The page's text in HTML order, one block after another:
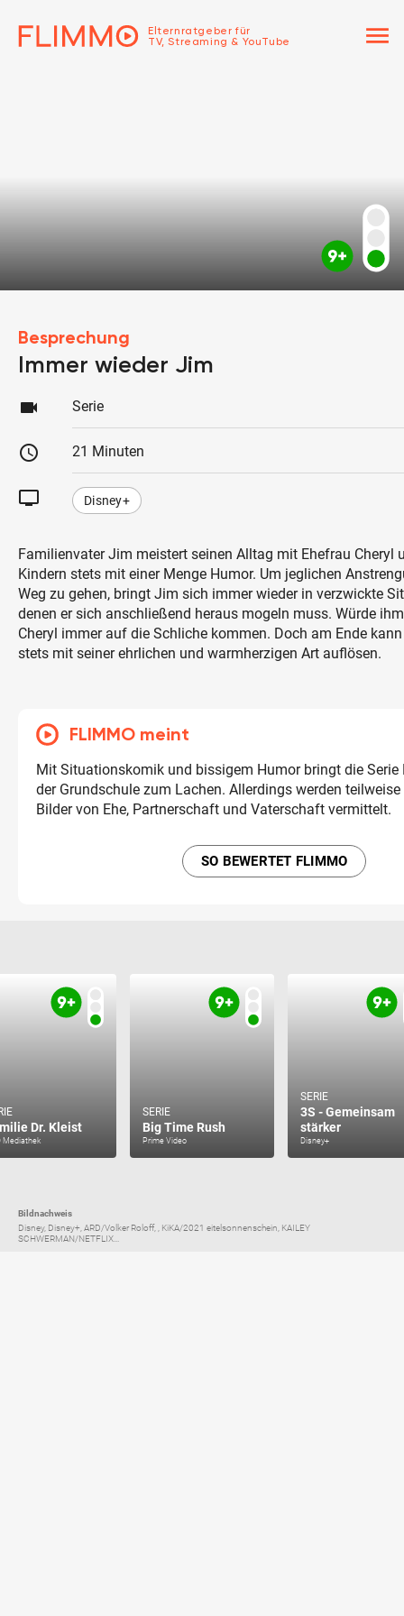
Elternratgeber für
TV, Streaming & YouTube
menu
Besprechung
Immer wieder Jim
videocam Serie
schedule 21 Minuten
tv Disney+
Familienvater Jim meistert seinen Alltag mit Ehefrau Cheryl
Kindern stets mit einer Menge Humor. Um jeglichen
Weg zu gehen, bringt Jim sich immer wieder in verzwickte
denen er sich anschließend heraus mogeln muss. Würde
Cheryl immer auf die Schliche kommen. Doch am Ende
stets mit seiner ehrlichen und warmherzigen Art auflösen.
FLIMMO meint
Mit Situationskomik und bissigem Humor bringt die Serie
der Grundschule zum Lachen. Allerdings werden
Bilder von Ehe, Partnerschaft und Vaterschaft vermittelt.
SO BEWERTET FLIMMO
Dr. Kleist
Mediathek
SERIE
Big Time Rush
Prime Video
SERIE
3S - Gemeinsam
stärker
Disney+
Bildnachweis
Disney, Disney+, ARD/Volker Roloff, , KiKA/2021 eitelsonnenschein, KAILEY
SCHWERMAN/NETFLIX...